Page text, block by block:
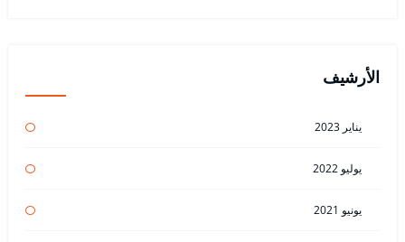
الأرشيف
يناير 2023
يوليو 2022
يونيو 2021